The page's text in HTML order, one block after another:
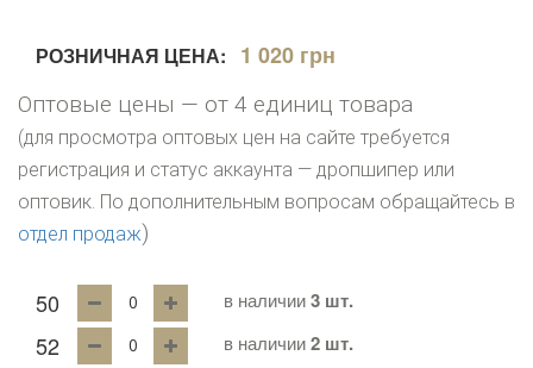
РОЗНИЧНАЯ ЦЕНА: 1 020 грн
Оптовые цены — от 4 единиц товара
(для просмотра оптовых цен на сайте требуется
регистрация и статус аккаунта — дропшипер или
оптовик. По дополнительным вопросам обращайтесь в
отдел продаж)
50 в наличии3 шт.
52 в наличии2 шт.